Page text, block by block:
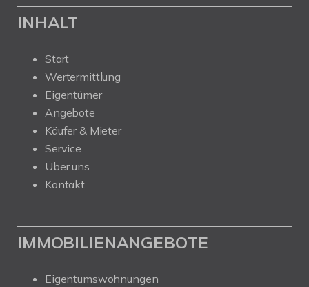
INHALT
Start
Wertermittlung
Eigentümer
Angebote
Käufer & Mieter
Service
Über uns
Kontakt
IMMOBILIENANGEBOTE
Eigentumswohnungen